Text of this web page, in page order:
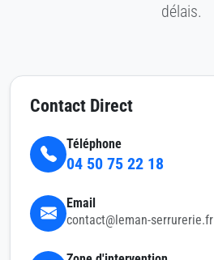
délais.
Contact Direct
Téléphone
04 50 75 22 18
Email
contact@leman-serrurerie.fr